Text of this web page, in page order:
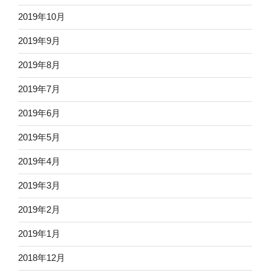
2019年10月
2019年9月
2019年8月
2019年7月
2019年6月
2019年5月
2019年4月
2019年3月
2019年2月
2019年1月
2018年12月